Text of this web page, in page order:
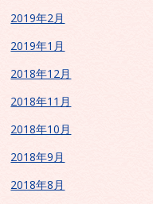
2019年2月
2019年1月
2018年12月
2018年11月
2018年10月
2018年9月
2018年8月